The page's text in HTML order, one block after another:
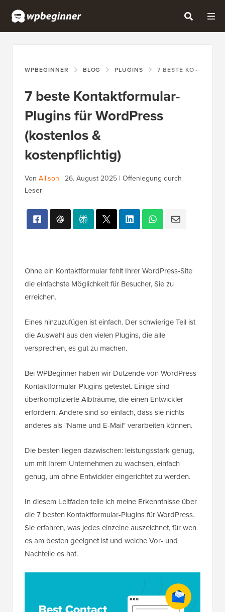
WPBEGINNER BLOG PLUGINS 7 BESTE KONTAKTFORMULAR-PLUGINS FÜR WORDPRESS (KOSTENLOS & KOSTENPFLICHTIG)
7 beste Kontaktformular-
Plugins für WordPress
(kostenlos &
kostenpflichtig)
Von Allison | 26. August 2025 | Offenlegung durch
Leser
Ohne ein Kontaktformular fehlt Ihrer WordPress-Site
die einfachste Möglichkeit für Besucher, Sie zu
erreichen.
Eines hinzuzufügen ist einfach. Der schwierige Teil ist
die Auswahl aus den vielen Plugins, die alle
versprechen, es gut zu machen.
Bei WPBeginner haben wir Dutzende von WordPress-
Kontaktformular-Plugins getestet. Einige sind
überkomplizierte Albträume, die einen Entwickler
erfordern. Andere sind so einfach, dass sie nichts
anderes als "Name und E-Mail" verarbeiten können.
Die besten liegen dazwischen: leistungsstark genug,
um mit Ihrem Unternehmen zu wachsen, einfach
genug, um ohne Entwickler eingerichtet zu werden.
In diesem Leitfaden teile ich meine Erkenntnisse über
die 7 besten Kontaktformular-Plugins für WordPress.
Sie erfahren, was jedes einzelne auszeichnet, für wen
es am besten geeignet ist und welche Vor- und
Nachteile es hat.